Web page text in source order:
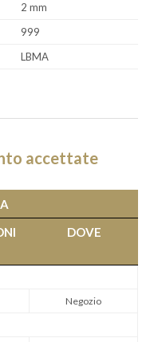
2 mm
999
LBMA
accettate
DOVE
Negozio